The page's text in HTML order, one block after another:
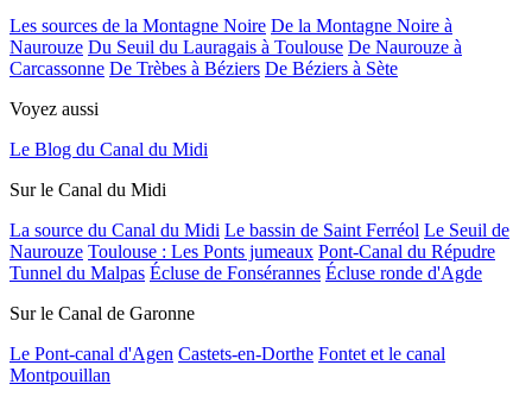
Les sources de la Montagne Noire De la Montagne Noire à
Naurouze Du Seuil du Lauragais à Toulouse De Naurouze à
Carcassonne De Trèbes à Béziers De Béziers à Sète
Voyez aussi
Le Blog du Canal du Midi
Sur le Canal du Midi
La source du Canal du Midi Le bassin de Saint Ferréol Le Seuil de
Naurouze Toulouse : Les Ponts jumeaux Pont-Canal du Répudre
Tunnel du Malpas Écluse de Fonsérannes Écluse ronde d'Agde
Sur le Canal de Garonne
Le Pont-canal d'Agen Castets-en-Dorthe Fontet et le canal
Montpouillan